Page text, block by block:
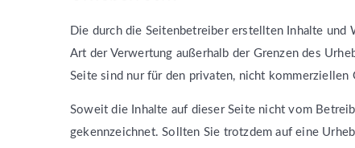
Die durch die Seitenbetreiber erstellten Inhalte und
Art der Verwertung außerhalb der Grenzen des
Seite sind nur für den privaten, nicht kommerziellen
Soweit die Inhalte auf dieser Seite nicht vom
gekennzeichnet. Sollten Sie trotzdem auf eine